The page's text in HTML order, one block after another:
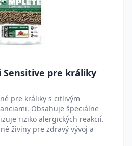
Sensitive pre králiky
pre králiky s citlivým
Obsahuje špeciálne
riziko alergických reakcií.
živiny pre zdravý vývoj a